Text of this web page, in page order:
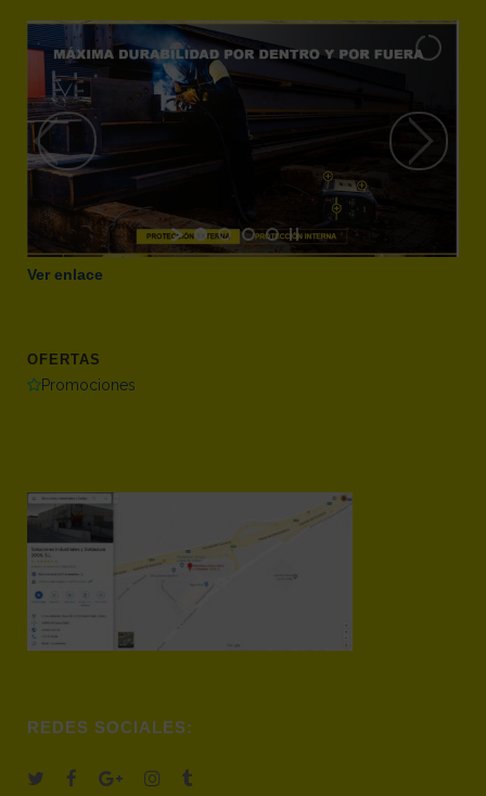
Ver enlace
OFERTAS
Promociones
REDES SOCIALES: